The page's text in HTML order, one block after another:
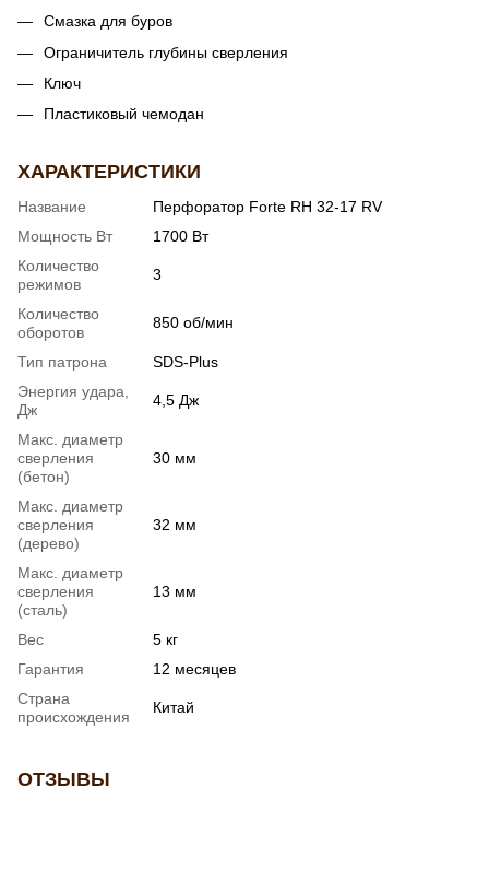
Смазка для буров
Ограничитель глубины сверления
Ключ
Пластиковый чемодан
ХАРАКТЕРИСТИКИ
Название
Перфоратор Forte RH 32-17 RV
Мощность Вт
1700 Вт
Количество
режимов
3
Количество
оборотов
850 об/мин
Тип патрона
SDS-Plus
Энергия удара,
Дж
4,5 Дж
Макс. диаметр
сверления
(бетон)
30 мм
Макс. диаметр
сверления
(дерево)
32 мм
Макс. диаметр
сверления
(сталь)
13 мм
Вес
5 кг
Гарантия
12 месяцев
Страна
происхождения
Китай
ОТЗЫВЫ